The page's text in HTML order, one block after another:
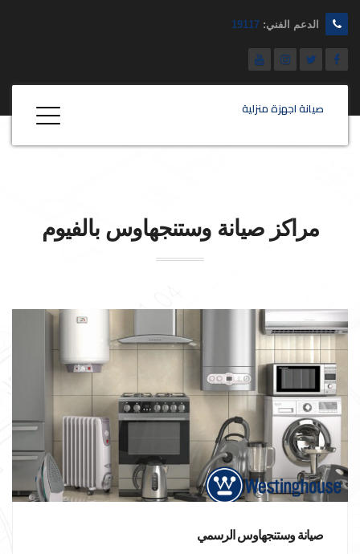
الدعم الفني: 19117
صيانة اجهزة منزلية
مراكز صيانةوستنجهاوس بالفيوم
صيانة وستنجهاوس الرسمي